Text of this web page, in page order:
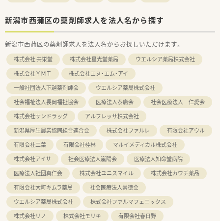
新潟市西蒲区の薬剤師求人を法人名から探す
新潟市西蒲区の薬剤師求人を法人名からお探しいただけます。
株式会社 共栄堂 株式会社星光堂薬局
ウエルシア薬局株式会社
株式会社ＹＭＴ
株式会社エヌ・エム・アイ
一般社団法人下越薬剤師会
ウエルシア薬局株式会社
社会福祉法人長岡福祉協会
医療法人泰庸会
社会医療法人 仁愛会
株式会社サンドラッグ
アルフレッサ株式会社
新潟県厚生農業協同組合連合会
株式会社ファルレ
有限会社アウル
有限会社二葉
有限会社桂林
マルイメディカル株式会社
株式会社アイサ
社会医療法人嵐陽会
医療法人知命堂病院
医療法人社団真仁会
株式会社ユニスマイル
株式会社カワチ薬品
有限会社大町キムラ薬局
社会医療法人崇徳会
ウエルシア薬局株式会社
株式会社ファルマフェニックス
株式会社リノ
株式会社モリキ 有限会社春日野